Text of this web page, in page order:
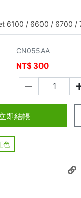
6100 / 6600 / 6700 /
CN055AA
NT$300
即結帳
色